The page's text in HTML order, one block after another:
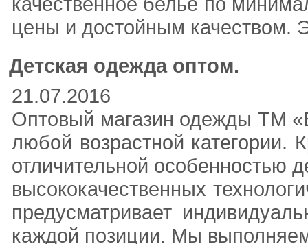
цены и достойным качеством.
Детская одежда оптом.
21.07.2016
Оптовый магазин одежды ТМ
любой возрастной категории.
отличительной особенностью
высококачественных
предусматривает
каждой позиции. Мы